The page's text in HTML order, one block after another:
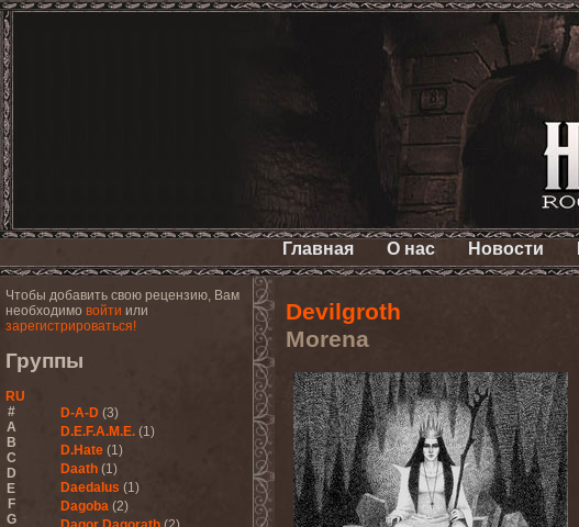
Главная О нас Новости
Чтобы добавить свою рецензию, Вам
необходимо войти или
зарегистрироваться!
Группы
RU
#
A
B
C
D
E
F
G
D-A-D (3)
D.E.F.A.M.E. (1)
D.Hate (1)
Daath (1)
Daedalus (1)
Dagoba (2)
Devilgroth
Morena